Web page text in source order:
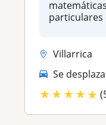
particulares
Villarrica
Se
★★★★★